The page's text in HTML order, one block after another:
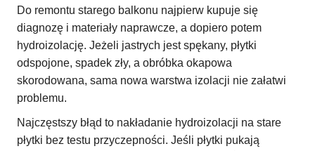
Do remontu starego balkonu najpierw kupuje się
diagnozę i materiały naprawcze, a dopiero potem
hydroizolację. Jeżeli jastrych jest spękany, płytki
odspojone, spadek zły, a obróbka okapowa
skorodowana, sama nowa warstwa izolacji nie załatwi
problemu.
Najczęstszy błąd to nakładanie hydroizolacji na stare
płytki bez testu przyczepności. Jeśli płytki pukają